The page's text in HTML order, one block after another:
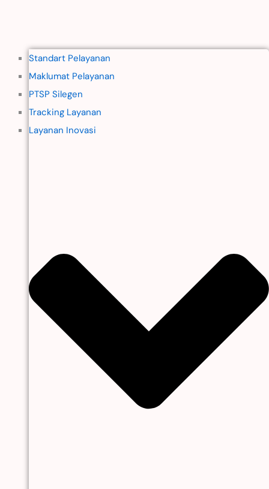
Standart Pelayanan
Maklumat Pelayanan
PTSP Silegen
Tracking Layanan
Layanan Inovasi